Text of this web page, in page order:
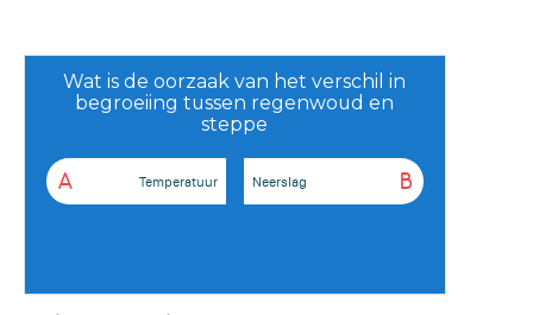
Wat is de oorzaak van het verschil in
begroeiing tussen regenwoud en
steppe
A Temperatuur B
Neerslag